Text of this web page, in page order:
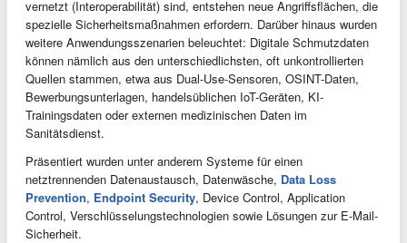
vernetzt (Interoperabilität) sind, entstehen neue Angriffsflächen, die
spezielle Sicherheitsmaßnahmen erfordern. Darüber hinaus wurden
weitere Anwendungsszenarien beleuchtet: Digitale Schmutzdaten
können nämlich aus den unterschiedlichsten, oft unkontrollierten
Quellen stammen, etwa aus Dual-Use-Sensoren, OSINT-Daten,
Bewerbungsunterlagen, handelsüblichen IoT-Geräten, KI-
Trainingsdaten oder externen medizinischen Daten im
Sanitätsdienst.
Präsentiert wurden unter anderem Systeme für einen
netztrennenden Datenaustausch, Datenwäsche, Data Loss
Prevention, Endpoint Security, Device Control, Application
Control, Verschlüsselungstechnologien sowie Lösungen zur E-Mail-
Sicherheit.